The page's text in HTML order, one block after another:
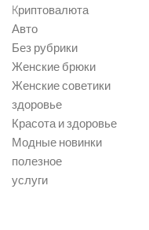
Kриптовалюта
Авто
Без рубрики
Женские брюки
Женские советики
здоровье
Красота и здоровье
Модные новинки
полезное
услуги